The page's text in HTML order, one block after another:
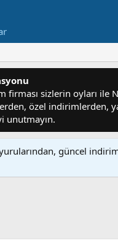
firması sizlerin oyları ile
özel indirimlerden,
unutmayın.
güncel